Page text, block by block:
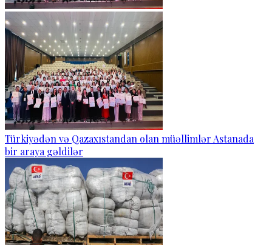
Türkiyədən və Qazaxıstandan olan müəllimlər Astanada
bir araya gəldilər